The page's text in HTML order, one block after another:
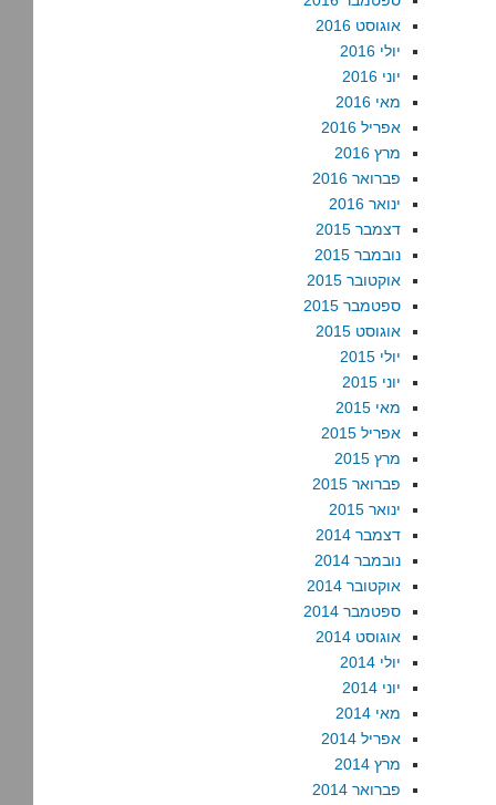
אוגוסט 2016
יולי 2016
יוני 2016
מאי 2016
אפריל 2016
מרץ 2016
פברואר 2016
ינואר 2016
דצמבר 2015
נובמבר 2015
אוקטובר 2015
ספטמבר 2015
אוגוסט 2015
יולי 2015
יוני 2015
מאי 2015
אפריל 2015
מרץ 2015
פברואר 2015
ינואר 2015
דצמבר 2014
נובמבר 2014
אוקטובר 2014
ספטמבר 2014
אוגוסט 2014
יולי 2014
יוני 2014
מאי 2014
אפריל 2014
מרץ 2014
פברואר 2014